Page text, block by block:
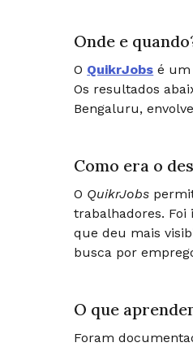
Onde e
O QuikrJobs é
Os resultados
Bengaluru,
Como era o
O QuikrJobs
trabalhadores.
que deu mais
busca por
O que
Foram